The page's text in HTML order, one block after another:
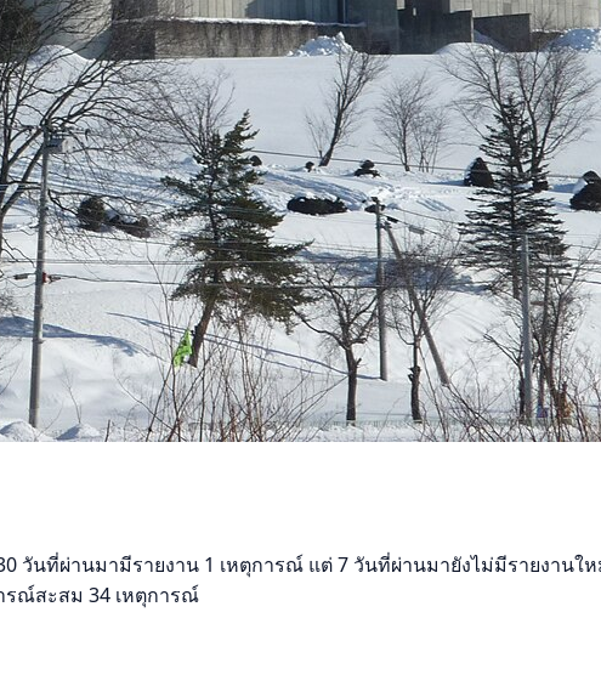
วันที่ผ่านมามีรายงาน 1 เหตุการณ์ แต่ 7 วันที่ผ่านมายังไม่มีรายงานใ
รณ์สะสม 34 เหตุการณ์